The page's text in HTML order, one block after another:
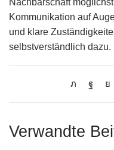
Kommunikation auf
und klare
selbstverständlich dazu.
Verwandte